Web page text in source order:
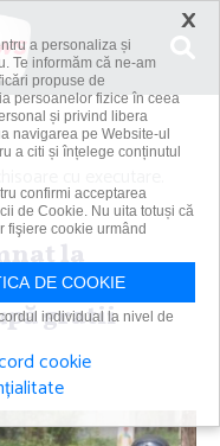
cu executare.
la
Două fapte
gratii
×
a personaliza și
Te informăm că ne-am
propuse de
persoanelor fizice în ceea
și privind libera
navigarea pe Website-ul
a citi și înțelege conținutul
confirmi acceptarea
de Cookie. Nu uita totuși că
fişiere cookie urmând
DE COOKIE
individual la nivel de
cookie